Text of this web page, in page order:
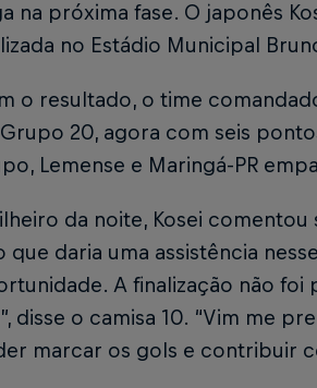
na próxima fase. O japonês
no Estádio Municipal
o resultado, o time
20, agora com seis
Lemense e Maringá-PR
da noite, Kosei comentou
que daria uma assistência
A finalização não foi
disse o camisa 10. “Vim me
marcar os gols e contribuir